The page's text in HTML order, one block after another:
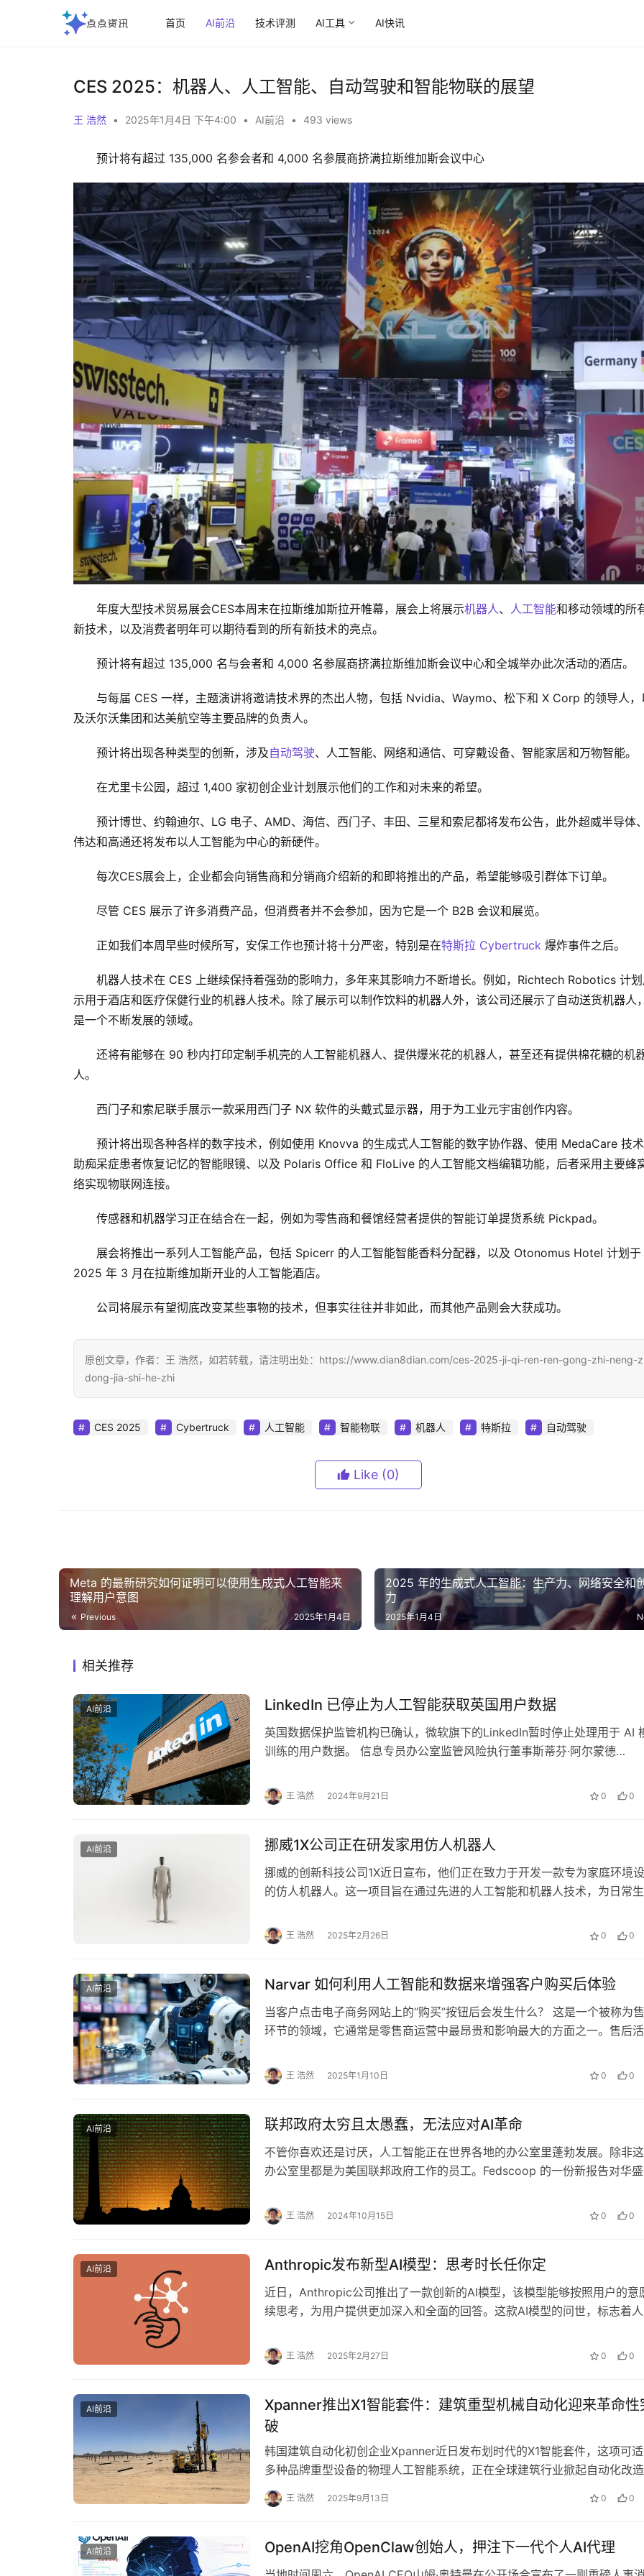
首页 AI前沿 技术评测 AI工具 AI快讯
CES 2025：机器人、人工智能、自动驾驶和智能物联的展望
王 浩然 • 2025年1月4日 下午4:00 • AI前沿 • 493 views
预计将有超过 135,000 名参会者和 4,000 名参展商挤满拉斯维加斯会议中心
年度大型技术贸易展会CES本周末在拉斯维加斯拉开帷幕，展会上将展示机器人、 人工智能和移动领域的所
新技术，以及消费者明年可以期待看到的所有新技术的亮点。
预计将有超过 135,000 名与会者和 4,000 名参展商挤满拉斯维加斯会议中心和全城举办此次活动的酒店。
与每届 CES 一样，主题演讲将邀请技术界的杰出人物，包括 Nvidia、Waymo、松下和 X Corp 的领导人，
及沃尔沃集团和达美航空等主要品牌的负责人。
预计将出现各种类型的创新，涉及自动驾驶、人工智能、网络和通信、可穿戴设备、智能家居和万物智能。
在尤里卡公园，超过 1,400 家初创企业计划展示他们的工作和对未来的希望。
预计博世、约翰迪尔、LG 电子、AMD、海信、西门子、丰田、三星和索尼都将发布公告，此外超威半导体
伟达和高通还将发布以人工智能为中心的新硬件。
每次CES展会上，企业都会向销售商和分销商介绍新的和即将推出的产品，希望能够吸引群体下订单。
尽管 CES 展示了许多消费产品，但消费者并不会参加，因为它是一个 B2B 会议和展览。
正如我们本周早些时候所写，安保工作也预计将十分严密，特别是在特斯拉 Cyber​​truck 爆炸事件之后。
机器人技术在 CES 上继续保持着强劲的影响力，多年来其影响力不断增长。例如，Richtech Robotics 计
示用于酒店和医疗保健行业的机器人技术。除了展示可以制作饮料的机器人外，该公司还展示了自动送货机器人
是一个不断发展的领域。
还将有能够在 90 秒内打印定制手机壳的人工智能机器人、提供爆米花的机器人，甚至还有提供棉花糖的机
人。
西门子和索尼联手展示一款采用西门子 NX 软件的头戴式显示器，用于为工业元宇宙创作内容。
预计将出现各种各样的数字技术，例如使用 Knovva 的生成式人工智能的数字协作器、使用 MedaCare 技
助痴呆症患者恢复记忆的智能眼镜、以及 Polaris Office 和 FloLive 的人工智能文档编辑功能，后者采用主要蜂
络实现物联网连接。
传感器和机器学习正在结合在一起，例如为零售商和餐馆经营者提供的智能订单提货系统 Pickpad。
展会将推出一系列人工智能产品，包括 Spicerr 的人工智能智能香料分配器，以及 Otonomus Hotel 计划于
2025 年 3 月在拉斯维加斯开业的人工智能酒店。
公司将展示有望彻底改变某些事物的技术，但事实往往并非如此，而其他产品则会大获成功。
原创文章，作者：王 浩然，如若转载，请注明出处：https://www.dian8dian.com/ces-2025-ji-qi-ren-ren-gong-zhi-neng-
dong-jia-shi-he-zhi
CES 2025 Cyber​​truck 人工智能 智能物联 机器人 特斯拉 自动驾驶
Like (0)
Meta 的最新研究如何证明可以使用生成式人工智能来
理解用户意图
Previous 2025年1月4日
2025 年的生成式人工智能：生产力、网络安全和
力
2025年1月4日
相关推荐
AI前沿 LinkedIn 已停止为人工智能获取英国用户数据
英国数据保护监管机构已确认，微软旗下的LinkedIn暂时停止处理用于 AI
训练的用户数据。 信息专员办公室监管风险执行董事斯蒂芬·阿尔蒙德
王 浩然 2024年9月21日 0 0
AI前沿 挪威1X公司正在研发家用仿人机器人
挪威的创新科技公司1X近日宣布，他们正在致力于开发一款专为家庭环境
的仿人机器人。这一项目旨在通过先进的人工智能和机器人技术，为日常
王 浩然 2025年2月26日 0 0
AI前沿 Narvar 如何利用人工智能和数据来增强客户购买后体验
当客户点击电子商务网站上的“购买”按钮后会发生什么？ 这是一个被称为
环节的领域，它通常是零售商运营中最昂贵和影响最大的方面之一。售后
王 浩然 2025年1月10日 0 0
AI前沿 联邦政府太穷且太愚蠢，无法应对AI革命
不管你喜欢还是讨厌，人工智能正在世界各地的办公室里蓬勃发展。除非
办公室里都是为美国联邦政府工作的员工。Fedscoop 的一份新报告对华
王 浩然 2024年10月15日 0 0
AI前沿 Anthropic发布新型AI模型：思考时长任你定‌
近日，Anthropic公司推出了一款创新的AI模型，该模型能够按照用户的意
续思考，为用户提供更加深入和全面的回答。这款AI模型的问世，标志着
王 浩然 2025年2月27日 0 0
AI前沿
‌Xpanner推出X1智能套件：建筑重型机械自动化迎来革命性
破‌
韩国建筑自动化初创企业Xpanner近日发布划时代的X1智能套件，这项可
多种品牌重型设备的物理人工智能系统，正在全球建筑行业掀起自动化改
潮。作为对传统工程机械的智能化改造方…
王 浩然 2025年9月13日 0 0
AI前沿 OpenAI挖角OpenClaw创始人，押注下一代个人AI代理